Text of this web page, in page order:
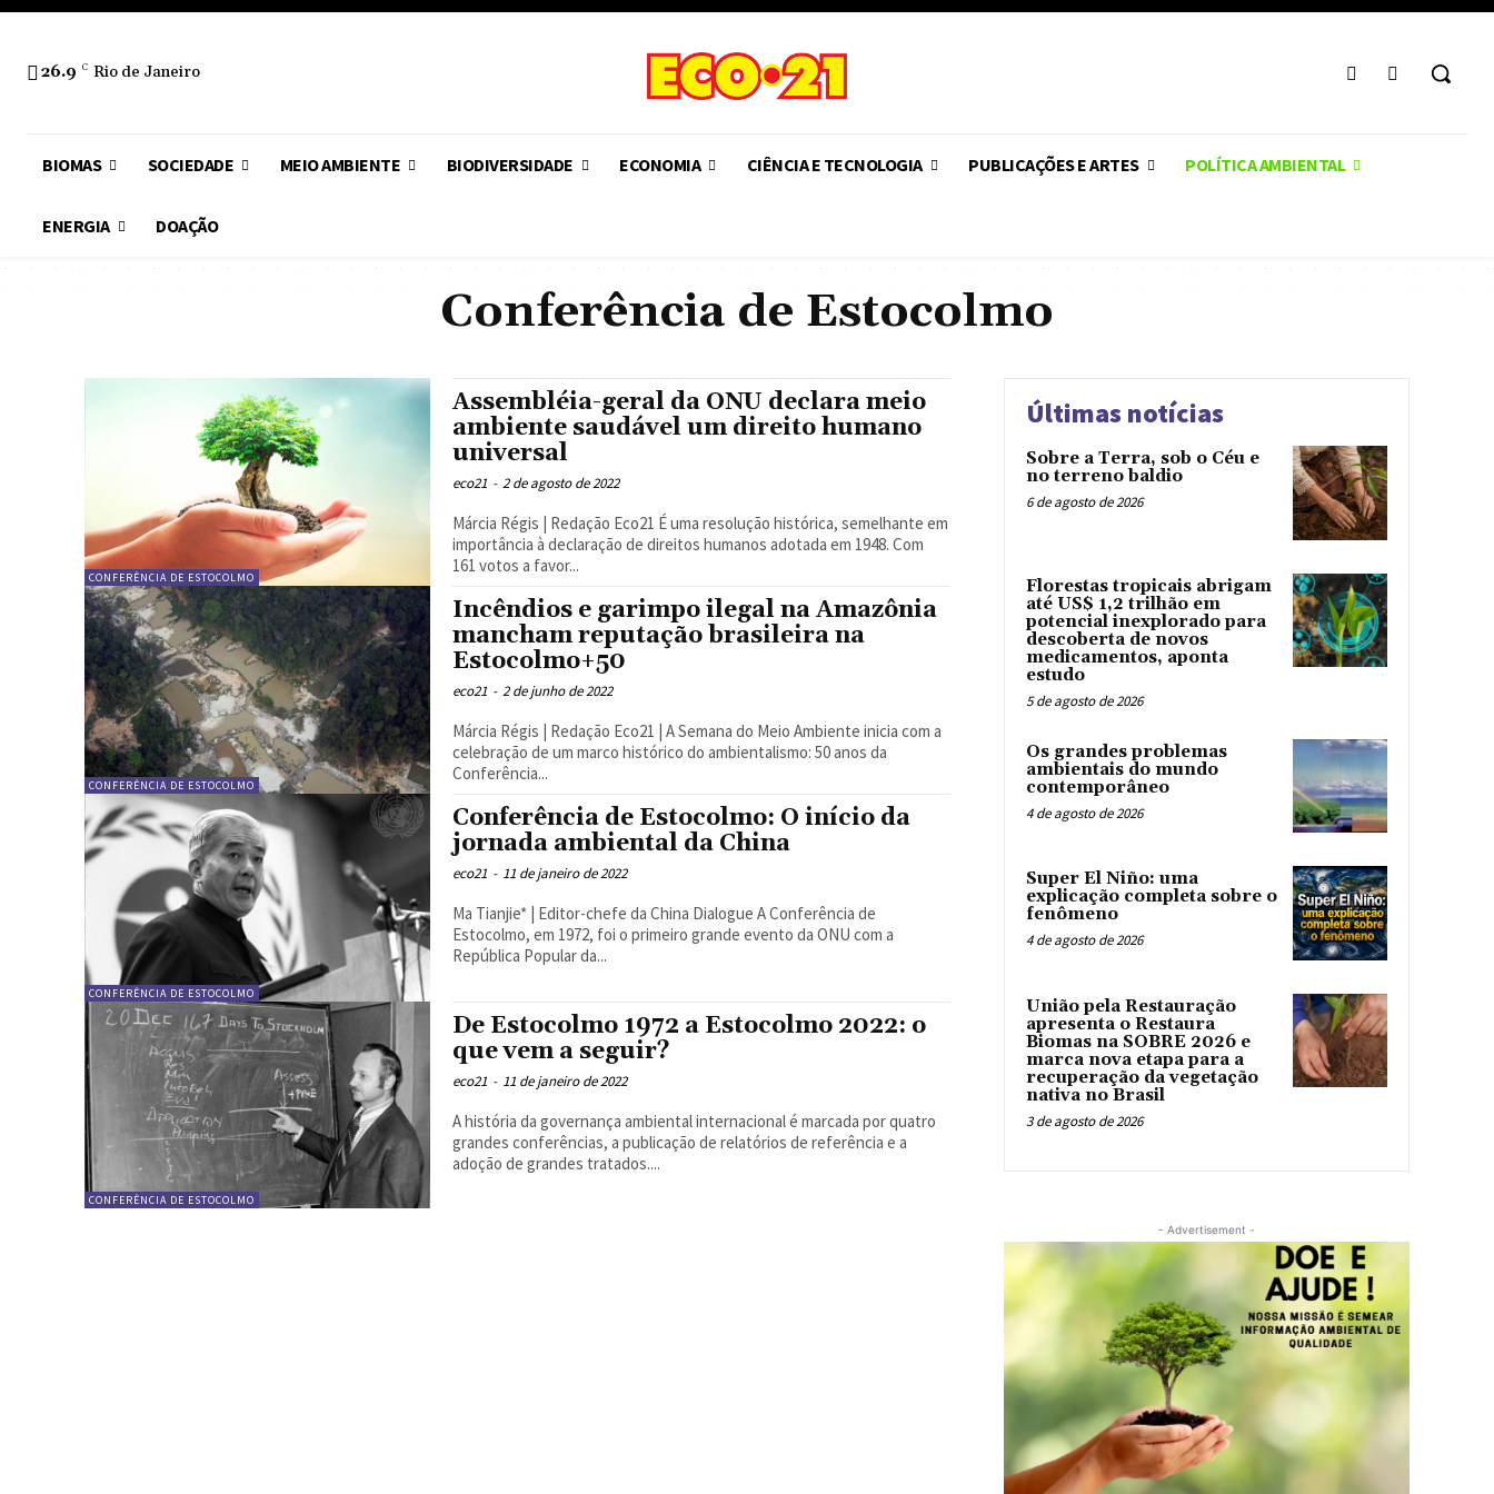
26.9 C Rio de Janeiro
BIOMAS SOCIEDADE MEIO AMBIENTE BIODIVERSIDADE ECONOMIA CIÊNCIA E TECNOLOGIA PUBLICAÇÕES E ARTES POLÍTICA AMBIENTAL
ENERGIA DOAÇÃO
Conferência de Estocolmo
CONFERÊNCIA DE ESTOCOLMO
Assembléia-geral da ONU declara meio
ambiente saudável um direito humano
universal
eco21 - 2 de agosto de 2022
Márcia Régis | Redação Eco21 É uma resolução histórica, semelhante em
importância à declaração de direitos humanos adotada em 1948. Com
161 votos a favor...
CONFERÊNCIA DE ESTOCOLMO
Incêndios e garimpo ilegal na Amazônia
mancham reputação brasileira na
Estocolmo+50
eco21 - 2 de junho de 2022
Márcia Régis | Redação Eco21 | A Semana do Meio Ambiente inicia com a
celebração de um marco histórico do ambientalismo: 50 anos da
Conferência...
CONFERÊNCIA DE ESTOCOLMO
Conferência de Estocolmo: O início da
jornada ambiental da China
eco21 - 11 de janeiro de 2022
Ma Tianjie* | Editor-chefe da China Dialogue A Conferência de
Estocolmo, em 1972, foi o primeiro grande evento da ONU com a
República Popular da...
CONFERÊNCIA DE ESTOCOLMO
De Estocolmo 1972 a Estocolmo 2022: o
que vem a seguir?
eco21 - 11 de janeiro de 2022
A história da governança ambiental internacional é marcada por quatro
grandes conferências, a publicação de relatórios de referência e a
adoção de grandes tratados....
Últimas notícias
Sobre a Terra, sob o Céu e
no terreno baldio
6 de agosto de 2026
Florestas tropicais abrigam
até US$ 1,2 trilhão em
potencial inexplorado para
descoberta de novos
medicamentos, aponta
estudo
5 de agosto de 2026
Os grandes problemas
ambientais do mundo
contemporâneo
4 de agosto de 2026
Super El Niño: uma
explicação completa sobre o
fenômeno
4 de agosto de 2026
União pela Restauração
apresenta o Restaura
Biomas na SOBRE 2026 e
marca nova etapa para a
recuperação da vegetação
nativa no Brasil
3 de agosto de 2026
- Advertisement -